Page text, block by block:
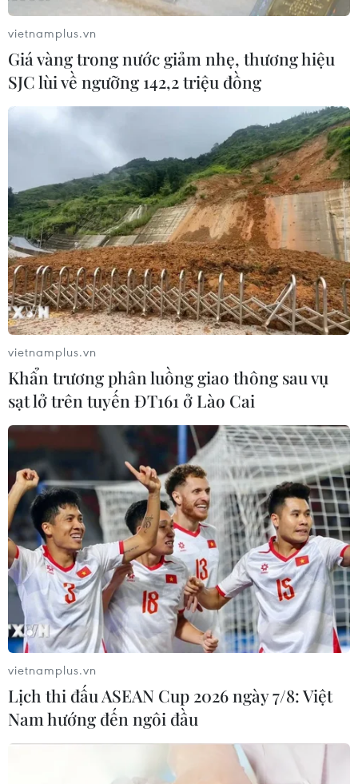
Khu vực Hà Nội có mưa rào và dông trong
2 ngày cuối tuần
24/06/2017 01:20
Dự báo khu vực Hà Nội trong hai ngày cuối tuần (24/6
và 25/6) mây thay đổi, có mưa rào và dông vài nơi,
chiều tối có mưa rào và dông rải rác.
vietnamplus.vn
Giá vàng trong nước giảm nhẹ, thương hiệu
SJC lùi về ngưỡng 142,2 triệu đồng
vietnamplus.vn
Khẩn trương phân luồng giao thông sau vụ
sạt lở trên tuyến ĐT161 ở Lào Cai
vietnamplus.vn
Lịch thi đấu ASEAN Cup 2026 ngày 7/8: Việt
Nam hướng đến ngôi đầu